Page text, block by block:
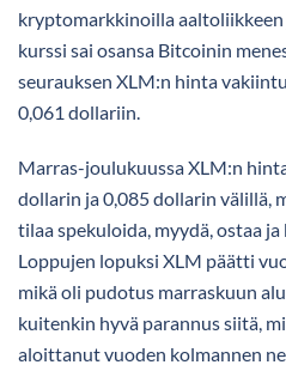
kryptomarkkinoilla aaltoliikkeen
kurssi sai osansa Bitcoinin
seurauksen XLM:n hinta
0,061 dollariin.
Marras-joulukuussa XLM:n
dollarin ja 0,085 dollarin välillä,
tilaa spekuloida, myydä, ostaa
Loppujen lopuksi XLM päätti
mikä oli pudotus marraskuun
kuitenkin hyvä parannus siitä,
aloittanut vuoden kolmannen